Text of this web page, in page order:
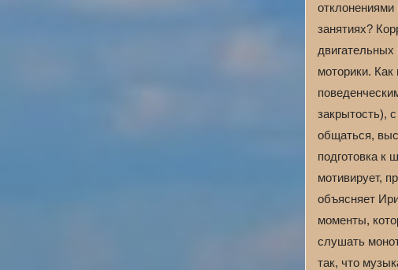
отклонениями
занятиях?
моторики.
закрытость),
общаться,
подготовка к
мотивирует,
объясняет
моменты,
слушать
так, что